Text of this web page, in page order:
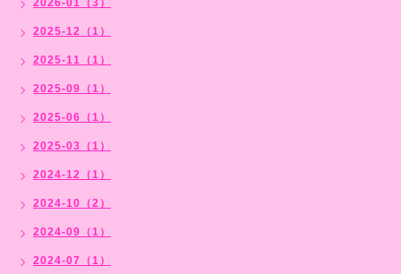
2026-01（3）
2025-12（1）
2025-11（1）
2025-09（1）
2025-06（1）
2025-03（1）
2024-12（1）
2024-10（2）
2024-09（1）
2024-07（1）